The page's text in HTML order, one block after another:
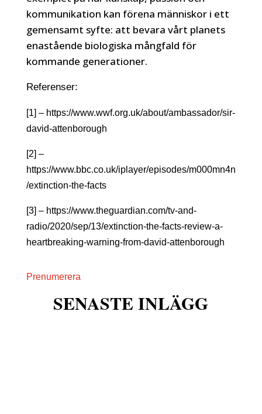
kommunikation kan förena människor i ett
gemensamt syfte: att bevara vårt planets
enastående biologiska mångfald för
kommande generationer.
Referenser:
[1] – https://www.wwf.org.uk/about/ambassador/sir-
david-attenborough
[2] –
https://www.bbc.co.uk/iplayer/episodes/m000mn4n
/extinction-the-facts
[3] – https://www.theguardian.com/tv-and-
radio/2020/sep/13/extinction-the-facts-review-a-
heartbreaking-warning-from-david-attenborough
Prenumerera
SENASTE INLÄGG